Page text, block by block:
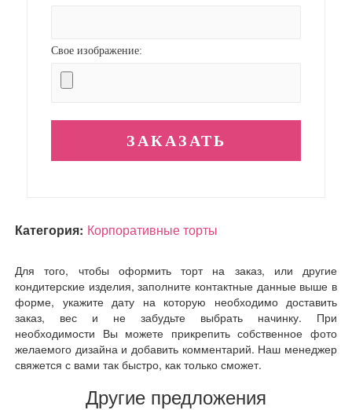
Свое изображение:
Категория: Корпоративные торты
Для того, чтобы оформить торт на заказ, или другие
кондитерские изделия, заполните контактные данные выше в
форме, укажите дату на которую необходимо доставить
заказ, вес и не забудьте выбрать начинку. При
необходимости Вы можете прикрепить собственное фото
желаемого дизайна и добавить комментарий. Наш менеджер
свяжется с вами так быстро, как только сможет.
Другие предложения